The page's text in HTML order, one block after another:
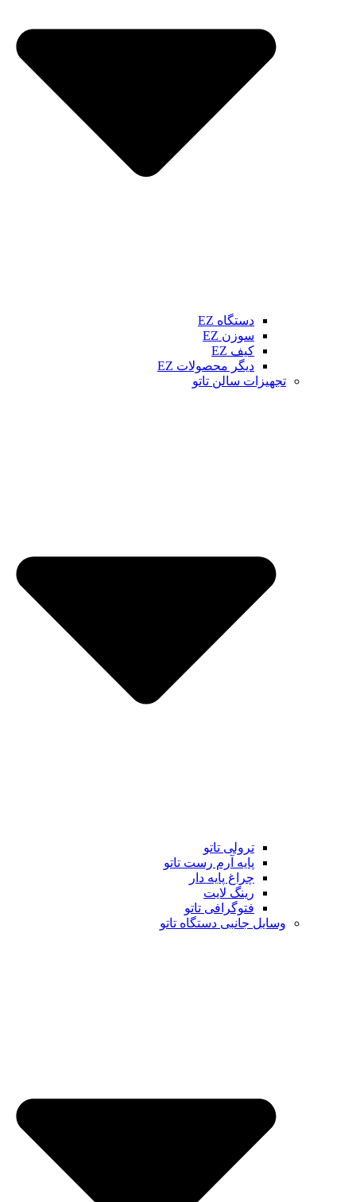
دستگاه EZ
سوزن EZ
کیف EZ
دیگر محصولات EZ
تجهیزات سالن تاتو
ترولی تاتو
پایه آرم رست تاتو
چراغ پایه دار
رینگ لایت
فتوگرافی تاتو
وسایل جانبی دستگاه تاتو